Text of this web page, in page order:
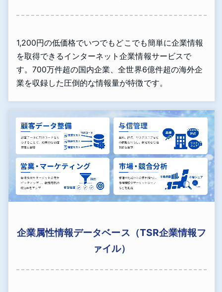
1,200円の低価格でいつでもどこでも簡単に企業情報
を取得できるインターネット企業情報サービスで
す。700万件超の国内企業、全世界6億件超の海外企
業を収録した圧倒的な情報量が特徴です。
企業属性情報データベース（TSR企業情報フ
ァイル）